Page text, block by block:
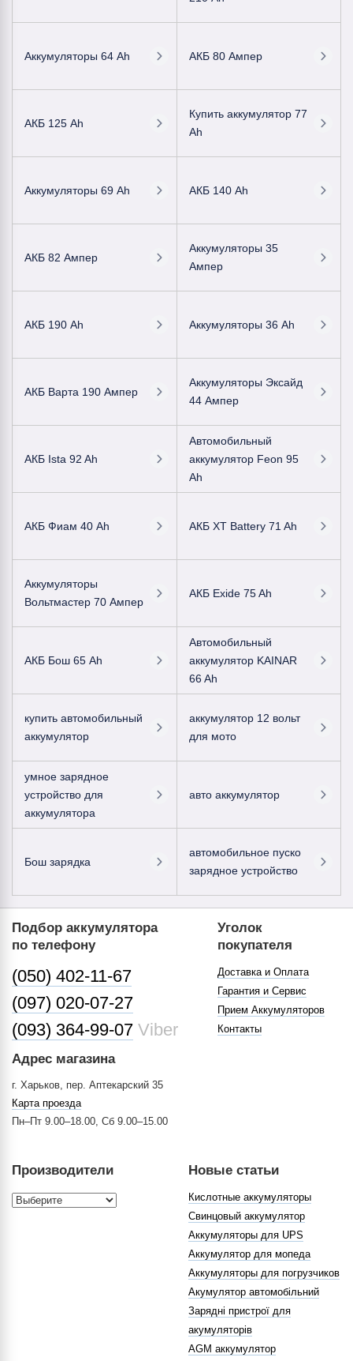
Аккумуляторы 64 Ah АКБ 80 Ампер
АКБ 125 Ah
Купить аккумулятор 77
Ah
Аккумуляторы 69 Ah АКБ 140 Ah
АКБ 82 Ампер
Аккумуляторы 35
Ампер
АКБ 190 Ah Аккумуляторы 36 Ah
АКБ Варта 190 Ампер
Аккумуляторы Эксайд
44 Ампер
АКБ Ista 92 Ah
Автомобильный
аккумулятор Feon 95
Ah
АКБ Фиам 40 Ah АКБ XT Battery 71 Ah
Аккумуляторы
Вольтмастер 70 Ампер
АКБ Exide 75 Ah
АКБ Бош 65 Ah
Автомобильный
аккумулятор KAINAR
66 Ah
купить автомобильный
аккумулятор
аккумулятор 12 вольт
для мото
умное зарядное
устройство для
аккумулятора
авто аккумулятор
Бош зарядка
автомобильное пуско
зарядное устройство
Подбор аккумулятора
по телефону
(050) 402-11-67
(097) 020-07-27
(093) 364-99-07 Viber
Адрес магазина
г. Харьков, пер. Аптекарский 35
Карта проезда
Пн–Пт 9.00–18.00, Сб 9.00–15.00
Уголок
покупателя
Доставка и Оплата
Гарантия и Сервис
Прием Аккумуляторов
Контакты
Производители Новые статьи
Кислотные аккумуляторы
Свинцовый аккумулятор
Аккумуляторы для UPS
Аккумулятор для мопеда
Аккумуляторы для погрузчиков
Акумулятор автомобільний
Зарядні пристрої для
акумуляторів
AGM аккумулятор